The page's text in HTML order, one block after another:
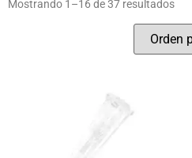
Mostrando 1–16 de 37 resultados